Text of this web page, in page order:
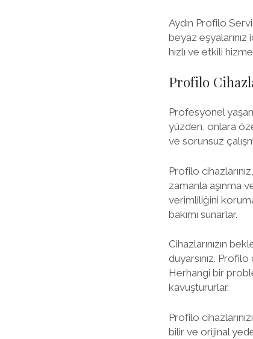
Aydın Profilo
beyaz
hızlı ve etkili
Profilo
Profesyonel
yüzden, onlara
ve sorunsuz
Profilo
zamanla aşınma
verimliliğini
bakımı sunarlar.
Cihazlarınızın
duyarsınız.
Herhangi bir
kavuştururlar.
Profilo
bilir ve orijinal